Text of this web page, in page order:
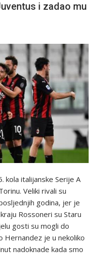
i zadao mu
kola italijanske Serije A
Veliki rivali su
godina, jer je
Rossoneri su Staru
gosti su mogli do
Hernandez je u nekoliko
nadoknade kada smo